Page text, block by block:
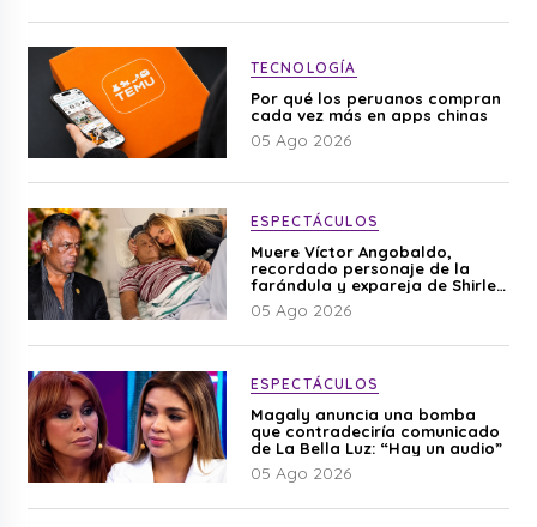
TECNOLOGÍA
Por qué los peruanos compran
cada vez más en apps chinas
05 Ago 2026
ESPECTÁCULOS
Muere Víctor Angobaldo,
recordado personaje de la
farándula y expareja de Shirley
Cherres
05 Ago 2026
ESPECTÁCULOS
Magaly anuncia una bomba
que contradeciría comunicado
de La Bella Luz: “Hay un audio”
05 Ago 2026